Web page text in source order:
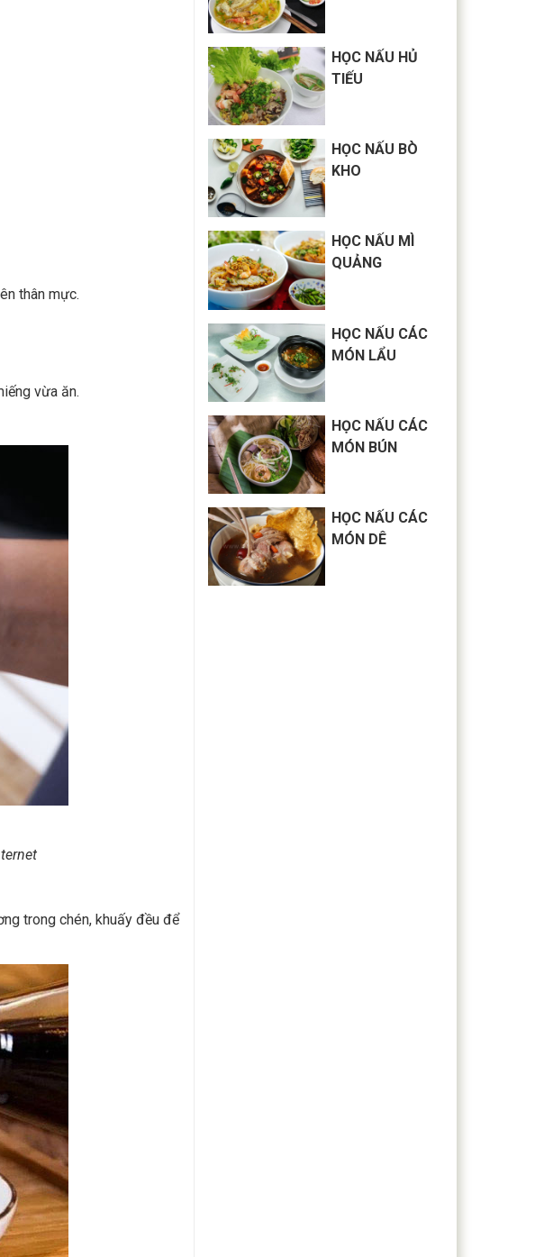
thân mực.
vừa ăn.
trong chén, khuấy đều để
HỌC NẤU HỦ
TIẾU
HỌC NẤU BÒ
KHO
HỌC NẤU MÌ
QUẢNG
HỌC NẤU CÁC
MÓN LẨU
HỌC NẤU CÁC
MÓN BÚN
HỌC NẤU CÁC
MÓN DÊ